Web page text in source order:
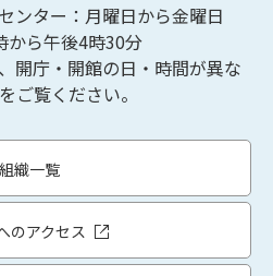
ンター：月曜日から金曜日
から午後4時30分
開庁・開館の日・時間が異な
をご覧ください。
組織一覧
のアクセス